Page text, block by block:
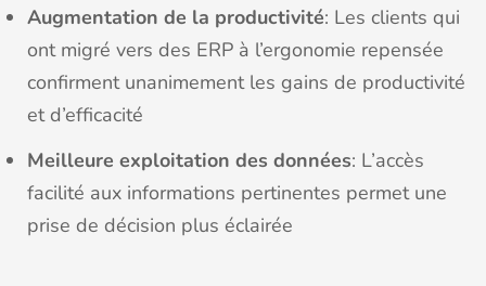
Augmentation de la productivité: Les clients qui
ont migré vers des ERP à l’ergonomie repensée
confirment unanimement les gains de productivité
et d’efficacité
Meilleure exploitation des données: L’accès
facilité aux informations pertinentes permet une
prise de décision plus éclairée